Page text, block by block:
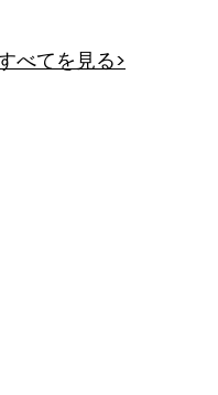
べてを見る>